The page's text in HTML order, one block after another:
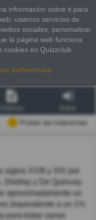
información sobre ti para
usamos servicios de
sociales, personalizar
la página web funciona
cookies en Quizzclub.
preferencias
Probar las inderectas
siglos XVIII y XIX por
y De Quincey.
aproximadamente un
(equivalente a un 1%
para tratar varias